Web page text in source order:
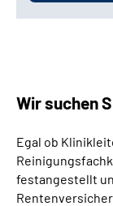
Wir suchen
Egal ob
festangestellt